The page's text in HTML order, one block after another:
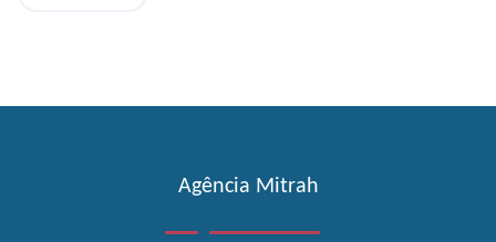
Agência Mitrah